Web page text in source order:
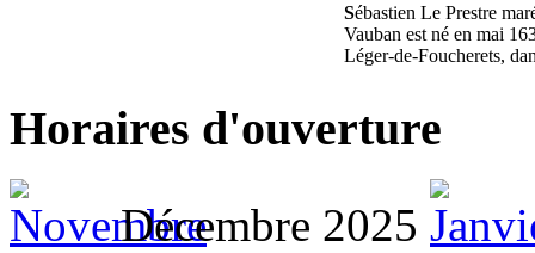
Sébastien Le Prestre
Vauban est né en mai
Léger-de-Foucherets,
Horaires d'ouverture
Décembre 2025